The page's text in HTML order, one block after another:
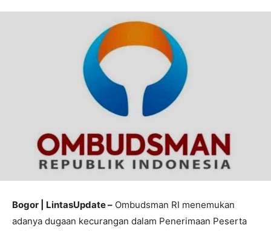
Bogor | LintasUpdate – Ombudsman RI menemukan
adanya dugaan kecurangan dalam Penerimaan Peserta